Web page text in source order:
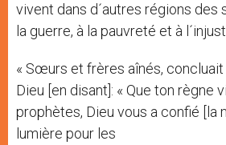
vivent dans d´autres régions des
la guerre, à la pauvreté et à
« Sœurs et frères aînés, concluait
Dieu [en disant]: « Que ton règne
prophètes, Dieu vous a confié [la
lumière pour les